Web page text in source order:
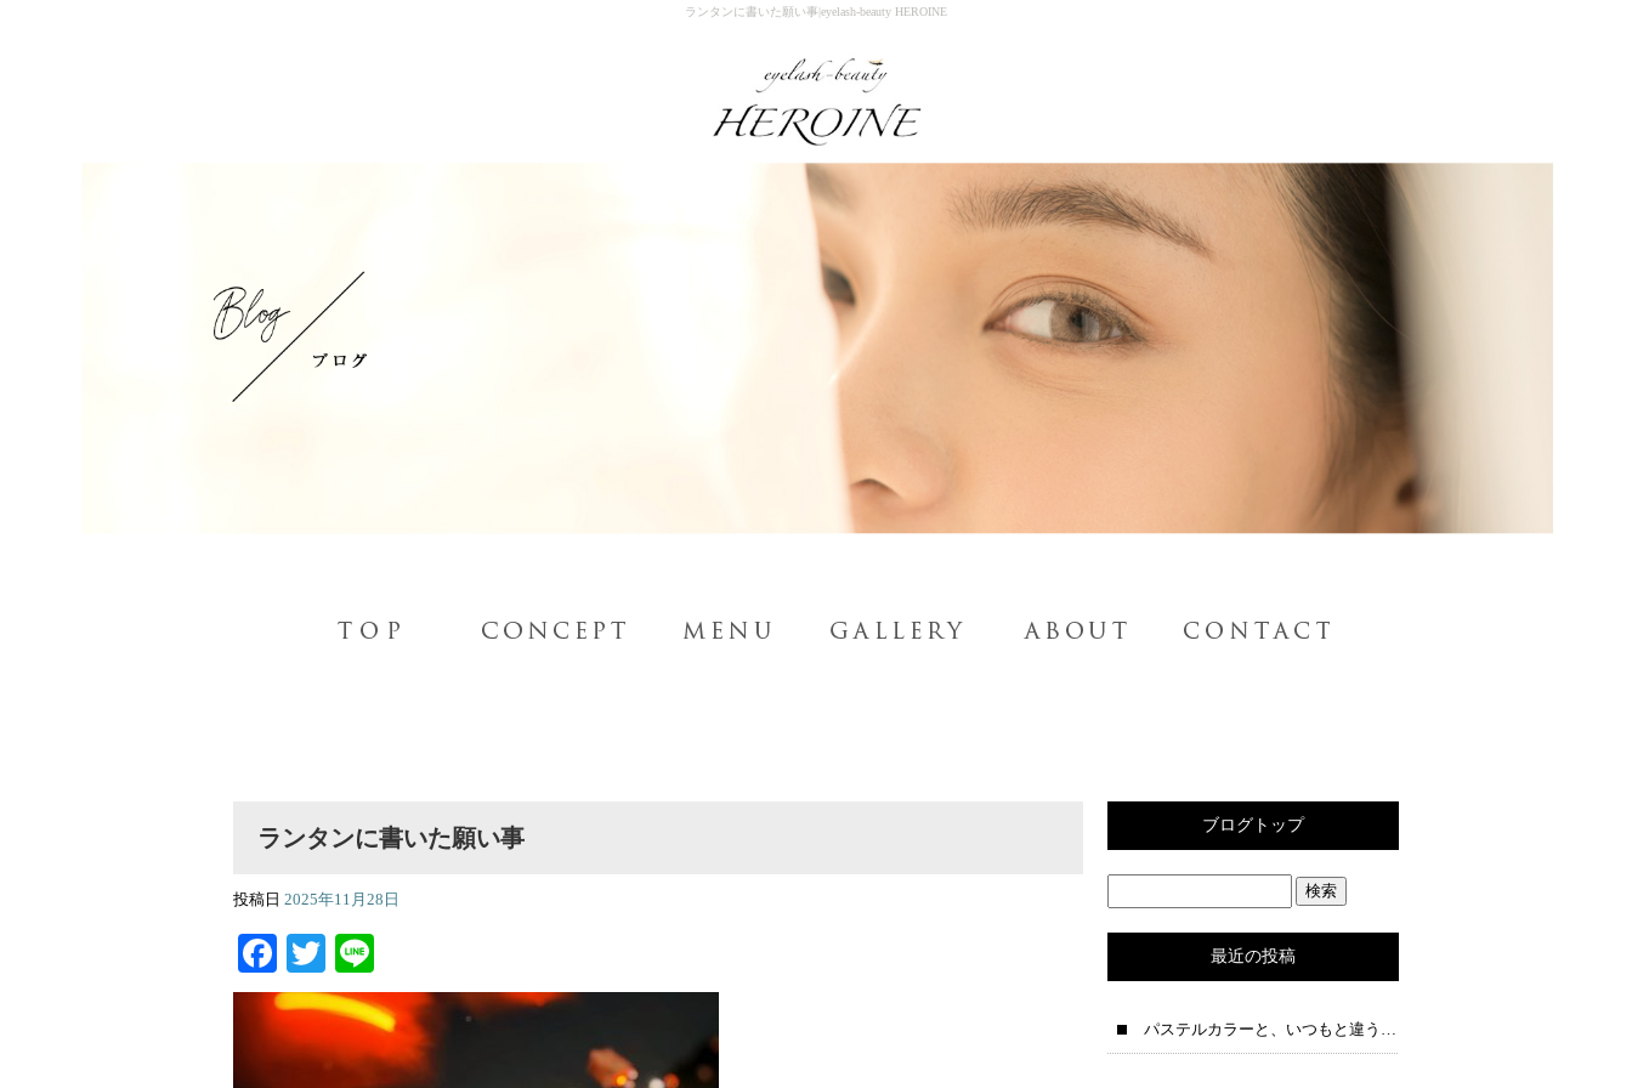
ランタンに書いた願い事|eyelash-beauty HEROINE
ランタンに書いた願い事
投稿日 2025年11月28日
Facebook
Twitter
ブログトップ
最近の投稿
パステルカラーと、いつもと違う夜テンションの一人語りブログ